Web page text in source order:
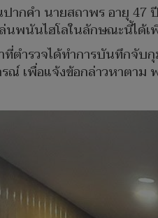
ากคำ นายสถาพร อายุ 47
นพนันไฮโลในลักษณะนี้ได้
ที่ตำรวจได้ทำการบันทึกจั
ณ์ เพื่อแจ้งข้อกล่าวหาตา